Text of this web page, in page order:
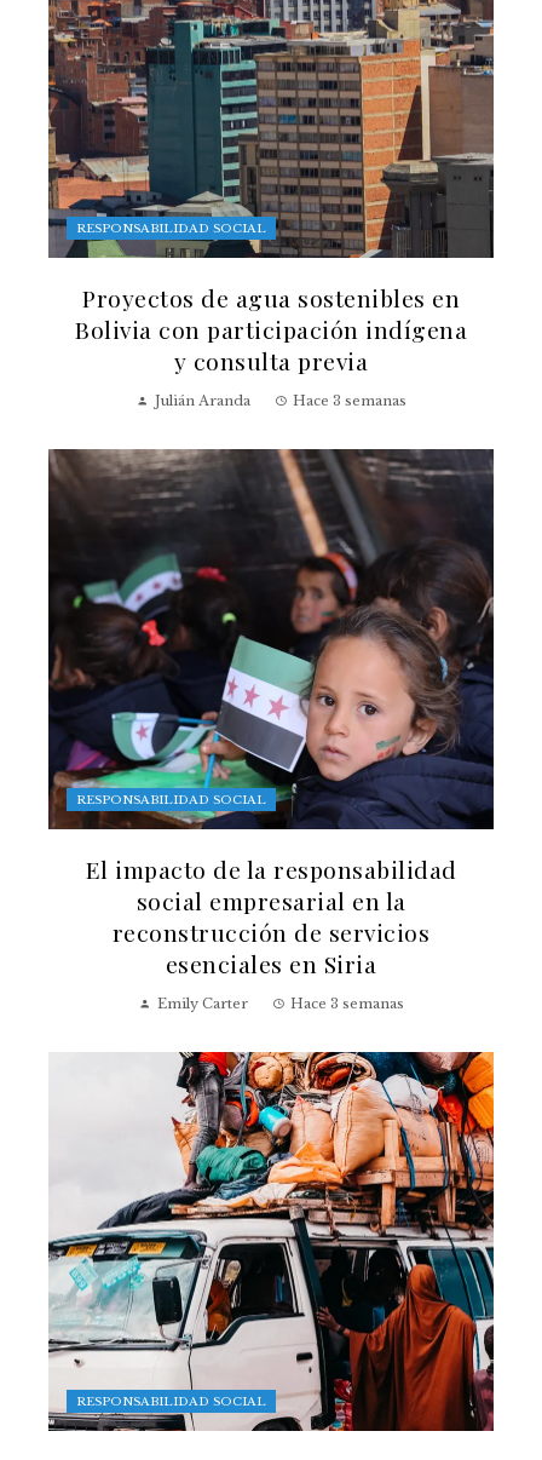
RESPONSABILIDAD SOCIAL
Proyectos de agua sostenibles en
Bolivia con participación indígena
y consulta previa
Julián Aranda Hace 3 semanas
RESPONSABILIDAD SOCIAL
El impacto de la responsabilidad
social empresarial en la
reconstrucción de servicios
esenciales en Siria
Emily Carter Hace 3 semanas
RESPONSABILIDAD SOCIAL